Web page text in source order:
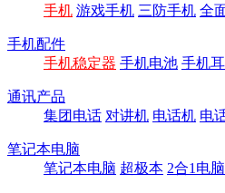
手机 游戏手机 三防手机 全
手机配件
手机稳定器 手机电池 手机
通讯产品
集团电话 对讲机 电话机 电
笔记本电脑
笔记本电脑 超极本 2合1电脑